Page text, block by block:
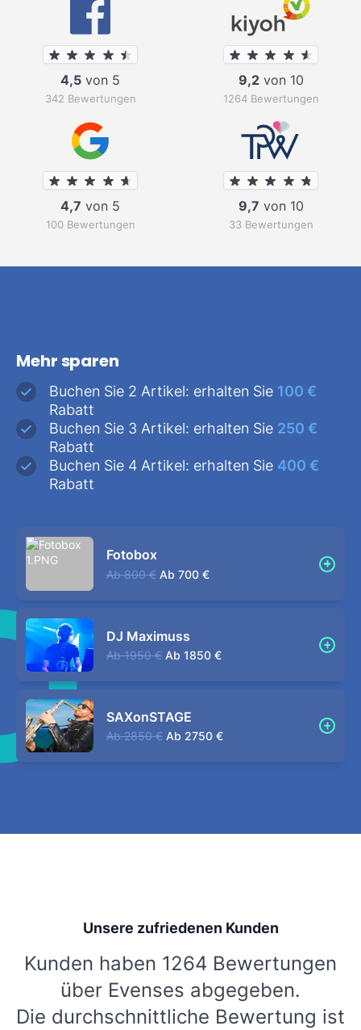
4,5 von 5
342 Bewertungen
9,2von 10
1264 Bewertungen
4,7 von 5
100 Bewertungen
9,7 von 10
33 Bewertungen
Mehr sparen
Buchen Sie 2 Artikel: erhalten Sie 100 €
Rabatt
Buchen Sie 3 Artikel: erhalten Sie 250 €
Rabatt
Buchen Sie 4 Artikel: erhalten Sie 400 €
Rabatt
Fotobox
Ab 800 € Ab 700 €
DJ Maximuss
Ab 1950 € Ab 1850 €
SAXonSTAGE
Ab 2850 € Ab 2750 €
Unsere zufriedenen Kunden
Kunden haben 1264 Bewertungen
über Evenses abgegeben.
Die durchschnittliche Bewertung ist